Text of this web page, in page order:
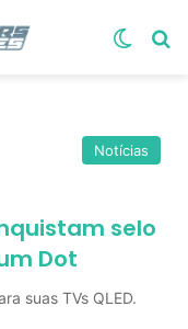
Notícias
selo
Dot
suas TVs QLED.